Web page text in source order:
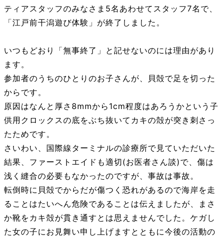
ティアスタッフのみなさま5名あわせてスタッフ7名で、
「江戸前干潟遊び体験」が終了しました。
いつもどおり「無事終了」と記せないのには理由があり
ます。
参加者のうちのひとりのお子さんが、貝殻で足を切った
からです。
原因はなんと厚さ8mmから1cm程度はあろうかという子
供用クロックスの底をぶち抜いてカキの殻が突き刺さっ
たためです。
さいわい、国際線ターミナルの診療所で見ていただいた
結果、ファーストエイドも適切(お医者さん談)で、傷は
浅く縫合の必要もなかったのですが、事故は事故。
転倒時に貝殻でからだが傷つく恐れがあるので海岸を走
ることはたいへん危険であることは伝えましたが、まさ
か靴をカキ殻が貫き通すとは思えませんでした。ケガし
た女の子にお見舞い申し上げますとともに今後の活動の